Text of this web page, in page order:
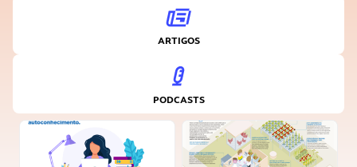
ARTIGOS
PODCASTS